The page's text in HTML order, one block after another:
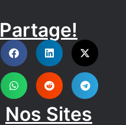
DISCORD
Partage!
Nos Sites